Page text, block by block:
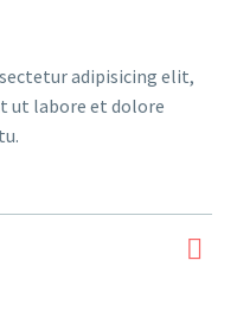
adipisicing elit,
ut labore et dolore